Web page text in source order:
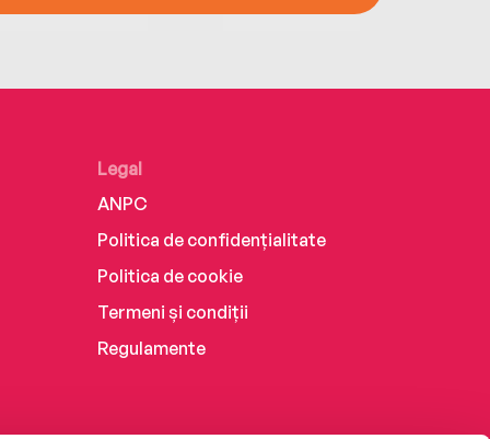
Legal
ANPC
Politica de confidențialitate
Politica de cookie
Termeni și condiții
Regulamente